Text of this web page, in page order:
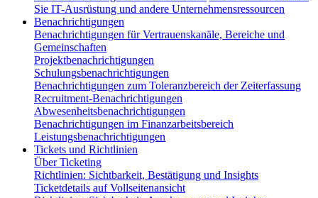
Sie IT-Ausrüstung und andere Unternehmensressourcen
Benachrichtigungen
Benachrichtigungen für Vertrauenskanäle, Bereiche und
Gemeinschaften
Projektbenachrichtigungen
Schulungsbenachrichtigungen
Benachrichtigungen zum Toleranzbereich der Zeiterfassung
Recruitment-Benachrichtigungen
Abwesenheitsbenachrichtigungen
Benachrichtigungen im Finanzarbeitsbereich
Leistungsbenachrichtigungen
Tickets und Richtlinien
Über Ticketing
Richtlinien: Sichtbarkeit, Bestätigung und Insights
Ticketdetails auf Vollseitenansicht